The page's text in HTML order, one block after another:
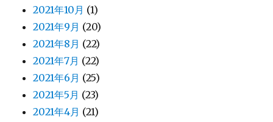
2021年10月 (1)
2021年9月 (20)
2021年8月 (22)
2021年7月 (22)
2021年6月 (25)
2021年5月 (23)
2021年4月 (21)